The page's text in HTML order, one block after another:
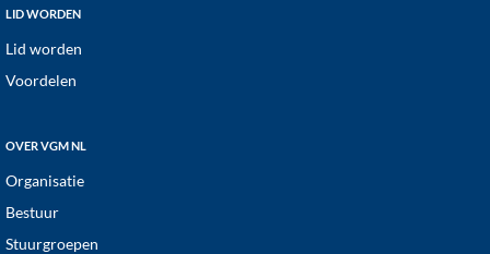
Footer
LID WORDEN
Lid worden
Voordelen
OVER VGM NL
Organisatie
Bestuur
Stuurgroepen